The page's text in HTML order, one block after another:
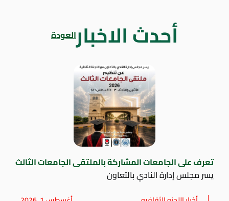
أحدث الاخبارالعودة
تعرف على الجامعات المشاركة بالملتقى الجامعات الثالث
يسر مجلس إدارة النادي بالتعاون